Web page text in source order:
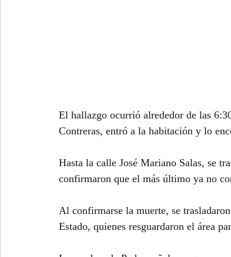
El hallazgo ocurrió alrededor de las
Contreras, entró a la habitación y lo
Hasta la calle José Mariano Salas, se
confirmaron que el más último ya no
Al confirmarse la muerte, se
Estado, quienes resguardaron el área